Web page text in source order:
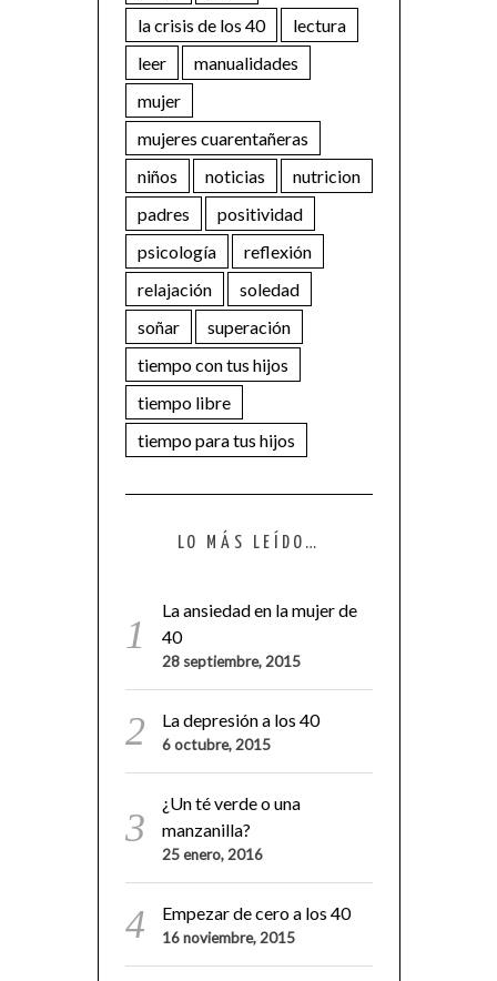
la crisis de los 40
lectura
leer
manualidades
mujer
mujeres cuarentañeras
niños
noticias
nutricion
padres
positividad
psicología
reflexión
relajación
soledad
soñar
superación
tiempo con tus hijos
tiempo libre
tiempo para tus hijos
LO MÁS LEÍDO…
La ansiedad en la mujer de
40
28 septiembre, 2015
La depresión a los 40
6 octubre, 2015
¿Un té verde o una
manzanilla?
25 enero, 2016
Empezar de cero a los 40
16 noviembre, 2015